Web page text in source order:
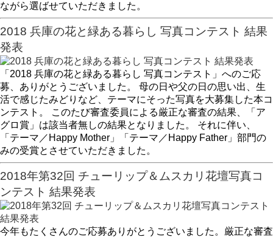
ながら選ばせていただきました。
2018 兵庫の花と緑ある暮らし 写真コンテスト 結果
発表
「2018 兵庫の花と緑ある暮らし 写真コンテスト」へのご応
募、ありがとうございました。 母の日や父の日の思い出、生
活で感じたみどりなど、テーマにそった写真を大募集した本コ
ンテスト。 このたび審査委員による厳正な審査の結果、「ア
グロ賞」は該当者無しの結果となりました。 それに伴い、
「テーマ／Happy Mother」「テーマ／Happy Father」部門の
みの受賞とさせていただきました。
2018年第32回 チューリップ＆ムスカリ花壇写真コ
ンテスト 結果発表
今年もたくさんのご応募ありがとうございました。厳正な審査